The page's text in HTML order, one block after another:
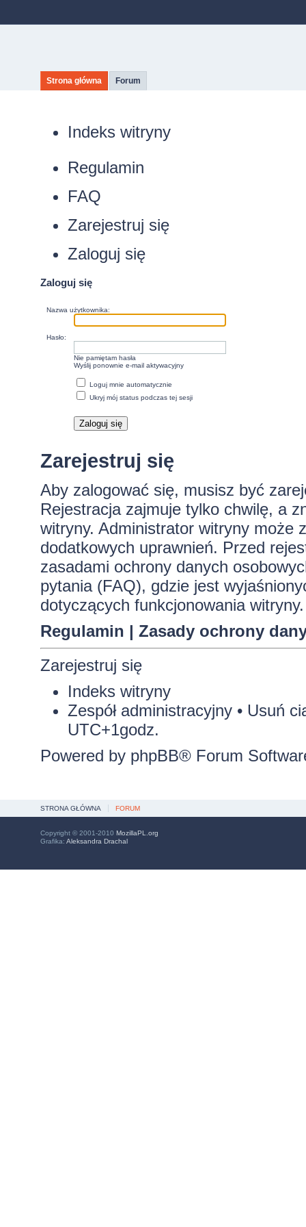
Strona główna Forum
Indeks witryny
Regulamin
FAQ
Zarejestruj się
Zaloguj się
Zaloguj się
Nazwa użytkownika:
Hasło:
Nie pamiętam hasła
Wyślij ponownie e-mail aktywacyjny
Loguj mnie automatycznie
Ukryj mój status podczas tej sesji
Zarejestruj się
Aby zalogować się, musisz być
Rejestracja zajmuje tylko chwilę, a
witryny. Administrator witryny może
dodatkowych uprawnień. Przed
zasadami ochrony danych
pytania (FAQ), gdzie jest
dotyczących funkcjonowania witryny.
Regulamin | Zasady ochrony
Zarejestruj się
Indeks witryny
Zespół administracyjny• Usuń
UTC+1godz.
Powered by phpBB® Forum
STRONA GŁÓWNA FORUM
Copyright © 2001-2010 MozillaPL.org
Grafika: Aleksandra Drachal